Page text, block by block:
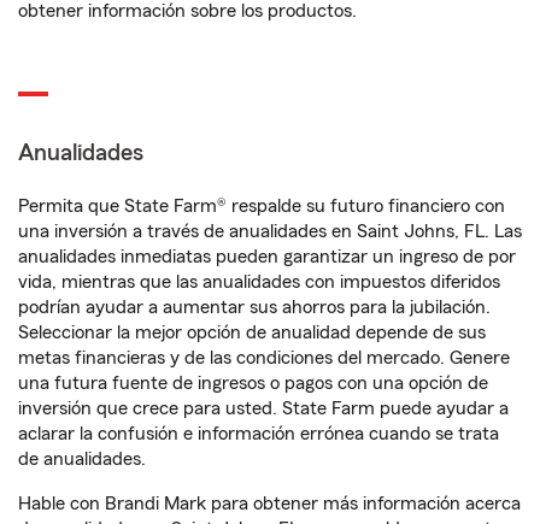
obtener información sobre los productos.
Anualidades
Permita que State Farm® respalde su futuro financiero con
una inversión a través de anualidades en Saint Johns, FL. Las
anualidades inmediatas pueden garantizar un ingreso de por
vida, mientras que las anualidades con impuestos diferidos
podrían ayudar a aumentar sus ahorros para la jubilación.
Seleccionar la mejor opción de anualidad depende de sus
metas financieras y de las condiciones del mercado. Genere
una futura fuente de ingresos o pagos con una opción de
inversión que crece para usted. State Farm puede ayudar a
aclarar la confusión e información errónea cuando se trata
de anualidades.
Hable con Brandi Mark para obtener más información acerca